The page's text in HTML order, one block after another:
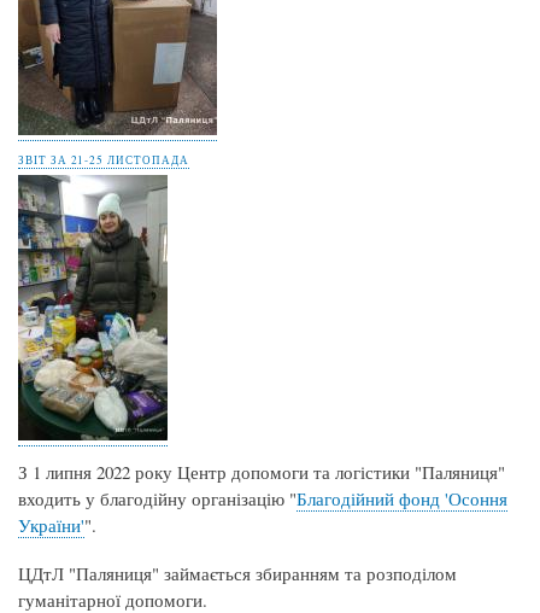
ЗВІТ ЗА 21-25 ЛИСТОПАДА
З 1 липня 2022 року Центр допомоги та логістики "Паляниця"
входить у благодійну організацію "Благодійний фонд 'Осоння
України'".
ЦДтЛ "Паляниця" займається збиранням та розподілом
гуманітарної допомоги.